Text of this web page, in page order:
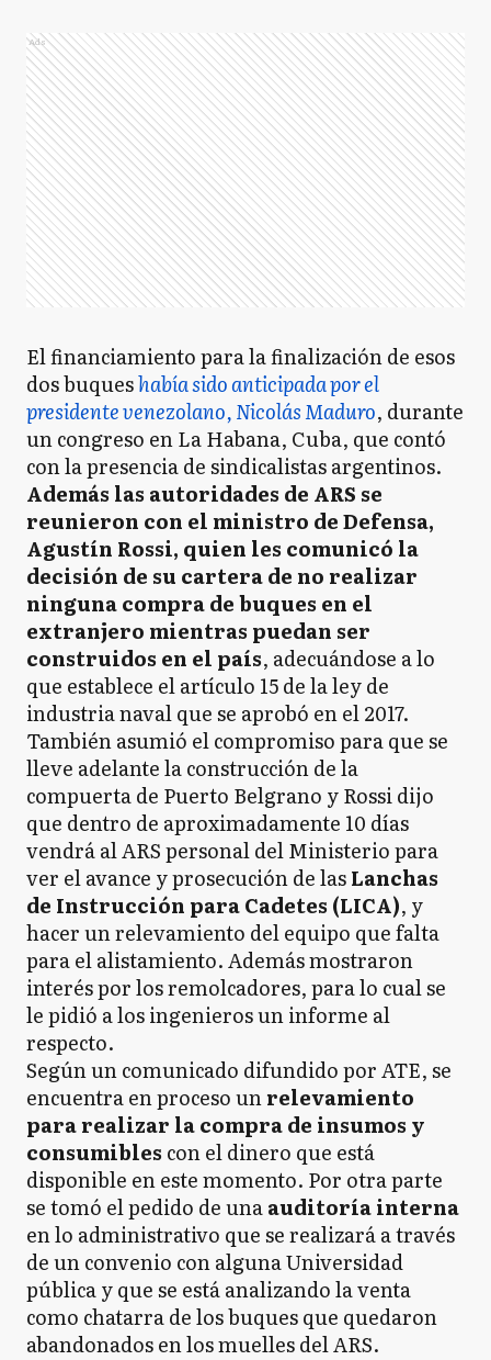
Ads
El financiamiento para la finalización de esos
dos buqueshabía sido anticipada por el
presidente venezolano, Nicolás Maduro, durante
un congreso en La Habana, Cuba, que contó
con la presencia de sindicalistas argentinos.
Además las autoridades de ARS se
reunieron con el ministro de Defensa,
Agustín Rossi, quien les comunicó la
decisión de su cartera de no realizar
ninguna compra de buques en el
extranjero mientras puedan ser
construidos en el país, adecuándose a lo
que establece el artículo 15 de la ley de
industria naval que se aprobó en el 2017.
También asumió el compromiso para que se
lleve adelante la construcción de la
compuerta de Puerto Belgrano y Rossi dijo
que dentro de aproximadamente 10 días
vendrá al ARS personal del Ministerio para
ver el avance y prosecución de lasLanchas
de Instrucción para Cadetes (LICA), y
hacer un relevamiento del equipo que falta
para el alistamiento. Además mostraron
interés por los remolcadores, para lo cual se
le pidió a los ingenieros un informe al
respecto.
Según un comunicado difundido por ATE, se
encuentra en proceso unrelevamiento
para realizar la compra de insumos y
consumibles con el dinero que está
disponible en este momento. Por otra parte
se tomó el pedido de unaauditoría interna
en lo administrativo que se realizará a través
de un convenio con alguna Universidad
pública y que se está analizando la venta
como chatarra de los buques que quedaron
abandonados en los muelles del ARS.